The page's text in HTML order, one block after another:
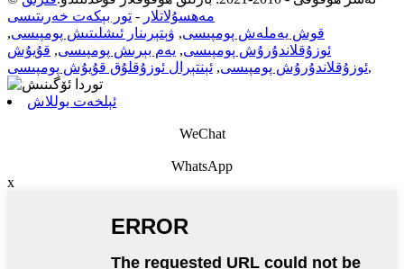
مەھسۇلاتلار - تور بېكەت خەرىتىسى
قوش يەملەش پومپىسى, ۋېتېرىنار ئىشلىتىش پومپىسى,
ئوزۇقلاندۇرۇش پومپىسى, يەم بېرىش پومپىسى, قۇيۇش
ئوزۇقلاندۇرۇش پومپىسى, ئېنتېرال ئوزۇقلۇق قۇيۇش پومپىسى ,
ئېلخەت يوللاش
WeChat
WhatsApp
x